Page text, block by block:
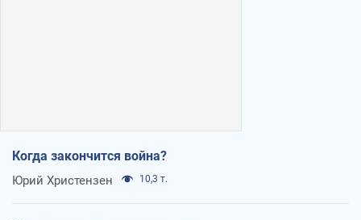
Когда закончится война?
Юрий Христензен 10,3 т.